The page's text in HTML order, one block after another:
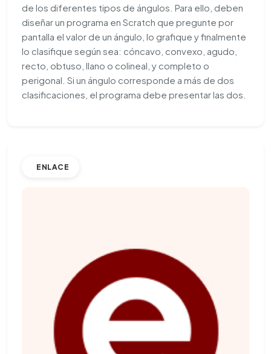
de los diferentes tipos de ángulos. Para ello, deben
diseñar un programa en Scratch que pregunte por
pantalla el valor de un ángulo, lo grafique y finalmente
lo clasifique según sea: cóncavo, convexo, agudo,
recto, obtuso, llano o colineal, y completo o
perigonal. Si un ángulo corresponde a más de dos
clasificaciones, el programa debe presentar las dos.
ENLACE